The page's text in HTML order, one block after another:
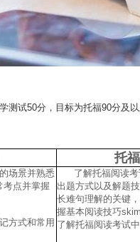
测试50分，目标为托福90分及
托
场景并熟悉
考点并掌握
方式和常用
了解托福阅读考
出题方式以及解题
长难句理解的关键
握基本阅读技巧
了解托福阅读考试